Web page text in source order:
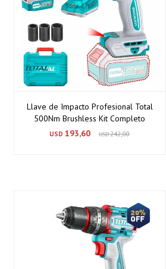
Llave de Impacto Profesional Total
500Nm Brushless Kit Completo
USD 193,60 USD242,00